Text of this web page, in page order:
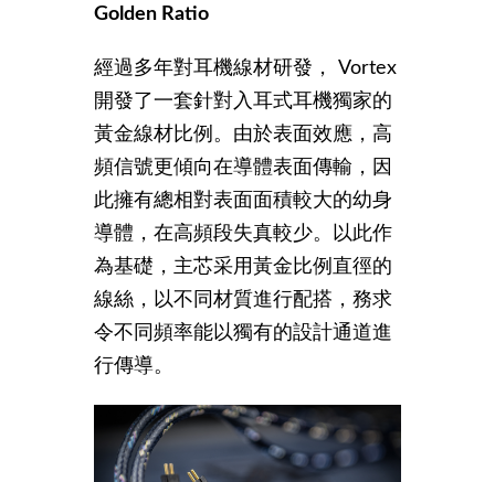
Golden Ratio
經過多年對耳機線材研發， Vortex
開發了一套針對入耳式耳機獨家的
黃金線材比例。由於表面效應，高
頻信號更傾向在導體表面傳輸，因
此擁有總相對表面面積較大的幼身
導體，在高頻段失真較少。以此作
為基礎，主芯采用黃金比例直徑的
線絲，以不同材質進行配搭，務求
令不同頻率能以獨有的設計通道進
行傳導。